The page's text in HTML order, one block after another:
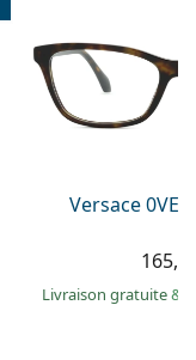
Versace
Livraison gratuite&